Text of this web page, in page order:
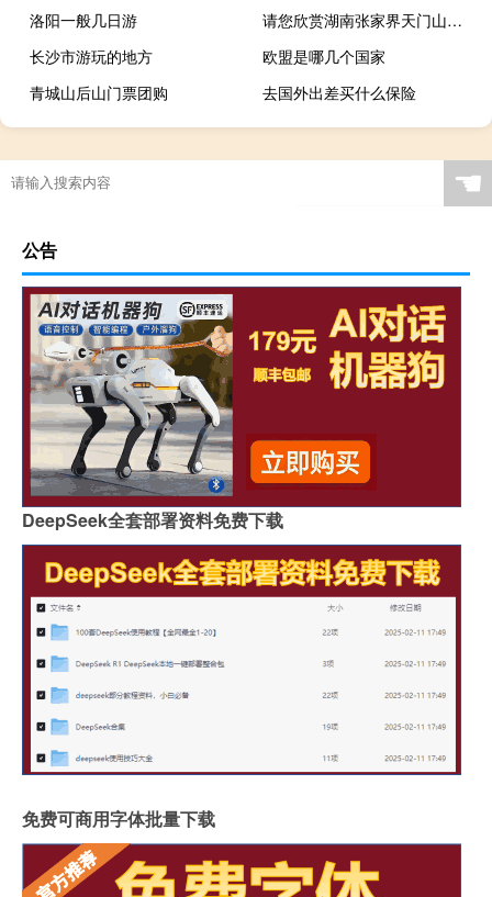
洛阳一般几日游
请您欣赏湖南张家界天门山风光
长沙市游玩的地方
欧盟是哪几个国家
青城山后山门票团购
去国外出差买什么保险
☚
公告
DeepSeek全套部署资料免费下载
免费可商用字体批量下载